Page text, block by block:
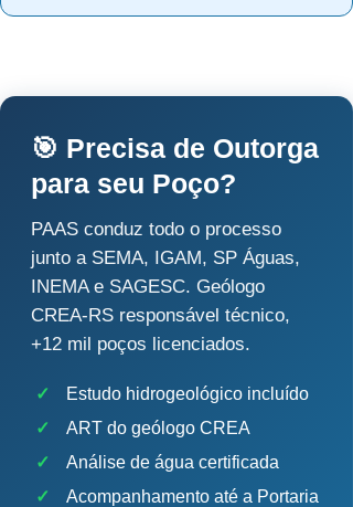
🎯 Precisa de Outorga
para seu Poço?
PAAS conduz todo o processo
junto a SEMA, IGAM, SP Águas,
INEMA e SAGESC. Geólogo
CREA-RS responsável técnico,
+12 mil poços licenciados.
✓
Estudo hidrogeológico incluído
✓
ART do geólogo CREA
✓
Análise de água certificada
✓
Acompanhamento até a Portaria